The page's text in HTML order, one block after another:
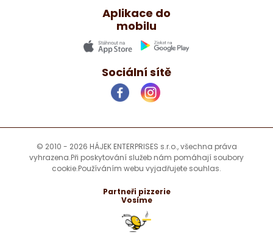
Aplikace do
mobilu
Sociální sítě
© 2010 - 2026 HÁJEK ENTERPRISES s.r.o., všechna práva
vyhrazena.Při poskytování služeb nám pomáhají soubory
cookie.Používáním webu vyjadřujete souhlas.
Partneři pizzerie
Vosíme